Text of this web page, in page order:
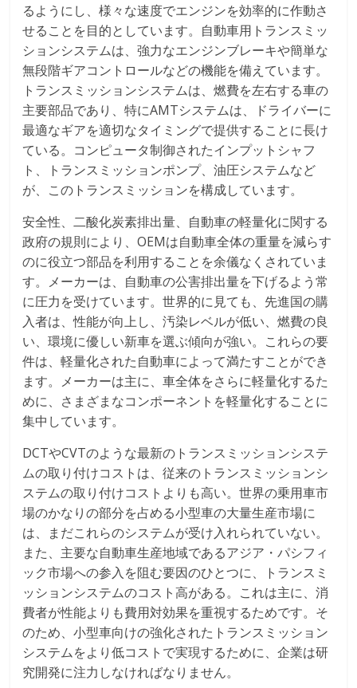
るようにし、様々な速度でエンジンを効率的に作動さ
せることを目的としています。自動車用トランスミッ
ションシステムは、強力なエンジンブレーキや簡単な
無段階ギアコントロールなどの機能を備えています。
トランスミッションシステムは、燃費を左右する車の
主要部品であり、特にAMTシステムは、ドライバーに
最適なギアを適切なタイミングで提供することに長け
ている。コンピュータ制御されたインプットシャフ
ト、トランスミッションポンプ、油圧システムなど
が、このトランスミッションを構成しています。
安全性、二酸化炭素排出量、自動車の軽量化に関する
政府の規則により、OEMは自動車全体の重量を減らす
のに役立つ部品を利用することを余儀なくされていま
す。メーカーは、自動車の公害排出量を下げるよう常
に圧力を受けています。世界的に見ても、先進国の購
入者は、性能が向上し、汚染レベルが低い、燃費の良
い、環境に優しい新車を選ぶ傾向が強い。これらの要
件は、軽量化された自動車によって満たすことができ
ます。メーカーは主に、車全体をさらに軽量化するた
めに、さまざまなコンポーネントを軽量化することに
集中しています。
DCTやCVTのような最新のトランスミッションシステ
ムの取り付けコストは、従来のトランスミッションシ
ステムの取り付けコストよりも高い。世界の乗用車市
場のかなりの部分を占める小型車の大量生産市場に
は、まだこれらのシステムが受け入れられていない。
また、主要な自動車生産地域であるアジア・パシフィ
ック市場への参入を阻む要因のひとつに、トランスミ
ッションシステムのコスト高がある。これは主に、消
費者が性能よりも費用対効果を重視するためです。そ
のため、小型車向けの強化されたトランスミッション
システムをより低コストで実現するために、企業は研
究開発に注力しなければなりません。